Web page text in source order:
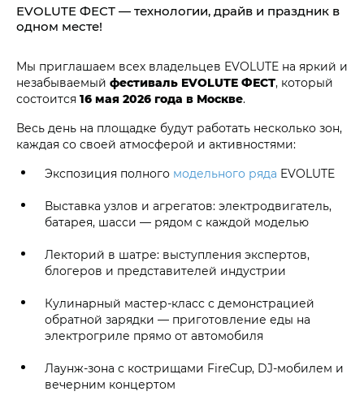
EVOLUTE ФЕСТ — технологии, драйв и праздник в
одном месте!
Мы приглашаем всех владельцев EVOLUTE на яркий и
незабываемый фестиваль EVOLUTE ФЕСТ, который
состоится 16 мая 2026 года в Москве.
Весь день на площадке будут работать несколько зон,
каждая со своей атмосферой и активностями:
Экспозиция полного модельного ряда EVOLUTE
Выставка узлов и агрегатов: электродвигатель,
батарея, шасси — рядом с каждой моделью
Лекторий в шатре: выступления экспертов,
блогеров и представителей индустрии
Кулинарный мастер-класс с демонстрацией
обратной зарядки — приготовление еды на
электрогриле прямо от автомобиля
Лаунж-зона с кострищами FireCup, DJ-мобилем и
вечерним концертом